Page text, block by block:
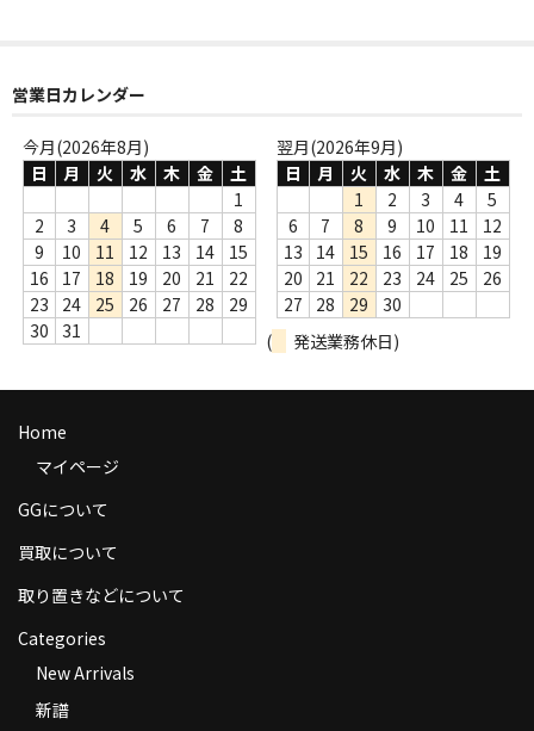
Webのみ no.1
Webのみ no.2
Webのみ no.3
Webのみ no.4
売り切れ
Help
送料
商品の発送
返品
コンディション
Privacy Policy
営業日カレンダー
今月(2026年8月)
日
月 火 水 木 金
土
1
2
3 4 5 6 7
8
9
10 11 12 13 14
15
16
17 18 19 20 21
22
23
24 25 26 27 28
29
30
31
翌月(2026年9月)
日
月 火 水 木 金
土
1
2 3 4
5
6
7 8 9 10 11
12
13
14 15 16 17 18
19
20
21 22 23 24 25
26
27
28 29
30
(
発送業務休日)
Home
マイページ
GGについて
買取について
取り置きなどについて
Categories
New Arrivals
新譜